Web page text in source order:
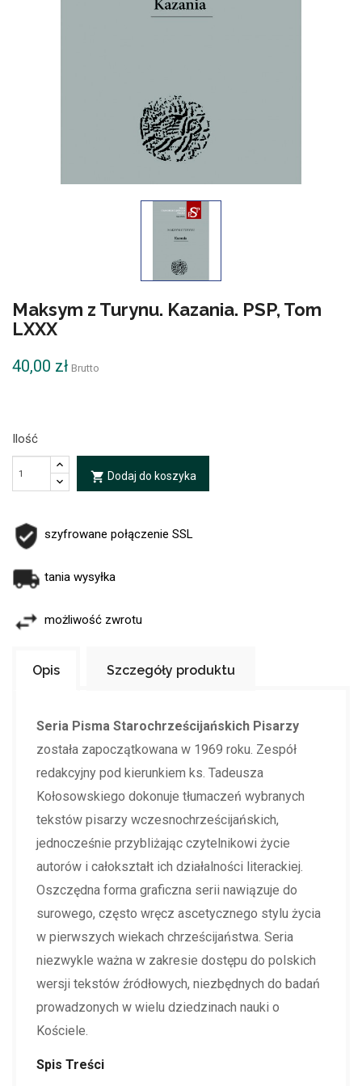
Maksym z Turynu. Kazania. PSP, Tom
LXXX
40,00 zł Brutto
Ilość
local_grocery_store Dodaj do koszyka
szyfrowane połączenie SSL
tania wysyłka
możliwość zwrotu
Opis Szczegóły produktu
Seria Pisma Starochrześcijańskich Pisarzy
została zapoczątkowana w 1969 roku. Zespół
redakcyjny pod kierunkiem ks. Tadeusza
Kołosowskiego dokonuje tłumaczeń wybranych
tekstów pisarzy wczesnochrześcijańskich,
jednocześnie przybliżając czytelnikowi życie
autorów i całokształt ich działalności literackiej.
Oszczędna forma graficzna serii nawiązuje do
surowego, często wręcz ascetycznego stylu życia
w pierwszych wiekach chrześcijaństwa. Seria
niezwykle ważna w zakresie dostępu do polskich
wersji tekstów źródłowych, niezbędnych do badań
prowadzonych w wielu dziedzinach nauki o
Kościele.
Spis Treści